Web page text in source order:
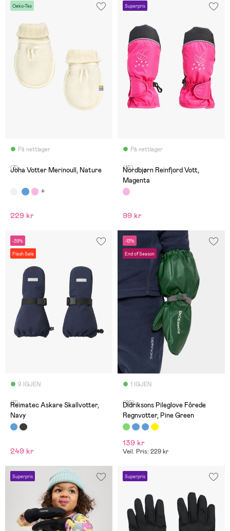
Oeko-Tex
På nettlager
(3)
Joha Votter Merinoull, Nature
229 kr
Superpris
På nettlager
(15)
Nordbjørn Reinfjord Vott,
Magenta
99 kr
-39%
Flash Sale
9 IGJEN
(2)
Reimatec Askare Skallvotter,
Navy
249 kr
-13%
End of Season
1 IGJEN
(29)
Didriksons Pileglove Fôrede
Regnvotter, Pine Green
139 kr
Veil. Pris: 229 kr
Superpris Superpris